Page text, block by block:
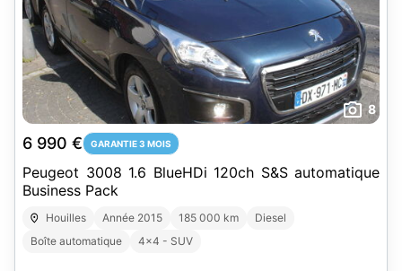
8
6 990 € GARANTIE 3 MOIS
Peugeot 3008 1.6 BlueHDi 120ch S&S automatique
Business Pack
Houilles Année 2015 185 000 km
Diesel
Boîte automatique
4x4 - SUV